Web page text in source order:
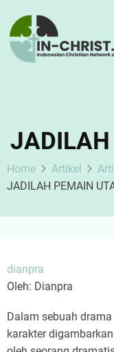
main
content
Home Artikel
JADILAH PEMAIN
dianpra
Oleh: Dianpra
Dalam sebuah
karakter